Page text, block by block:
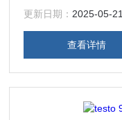
更新日期： 2025-05-21
查看详情